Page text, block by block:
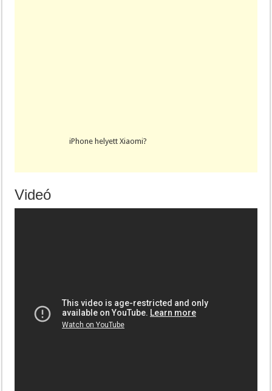
iPhone helyett Xiaomi?
Videó